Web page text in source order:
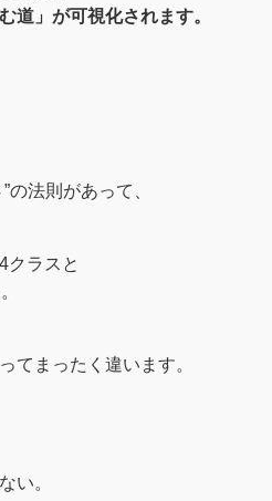
道」が可視化されます。
の法則があって、
クラスと
てまったく違います。
い。